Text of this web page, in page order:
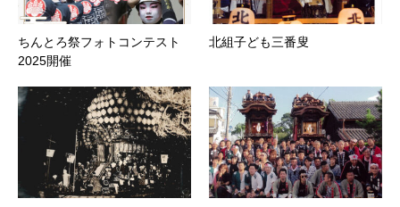
ちんとろ祭フォトコンテスト
2025開催
北組子ども三番叟